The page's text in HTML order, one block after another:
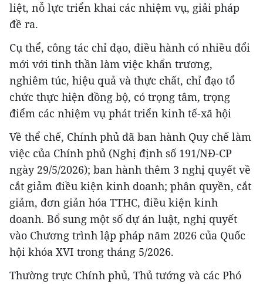
liệt, nỗ lực triển khai các nhiệm vụ, giải pháp
đề ra.
Cụ thể, công tác chỉ đạo, điều hành có nhiều đổi
mới với tinh thần làm việc khẩn trương,
nghiêm túc, hiệu quả và thực chất, chỉ đạo tổ
chức thực hiện đồng bộ, có trọng tâm, trọng
điểm các nhiệm vụ phát triển kinh tế-xã hội
Về thể chế, Chính phủ đã ban hành Quy chế làm
việc của Chính phủ (Nghị định số 191/NĐ-CP
ngày 29/5/2026); ban hành thêm 3 nghị quyết về
cắt giảm điều kiện kinh doanh; phân quyền, cắt
giảm, đơn giản hóa TTHC, điều kiện kinh
doanh. Bổ sung một số dự án luật, nghị quyết
vào Chương trình lập pháp năm 2026 của Quốc
hội khóa XVI trong tháng 5/2026.
Thường trực Chính phủ, Thủ tướng và các Phó